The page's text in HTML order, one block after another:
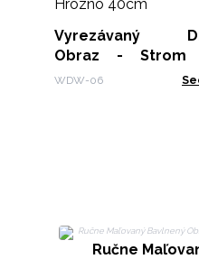
Vyrezávaný
Obraz - Strom
Hrozno 40cm
WDW-06
Ručne